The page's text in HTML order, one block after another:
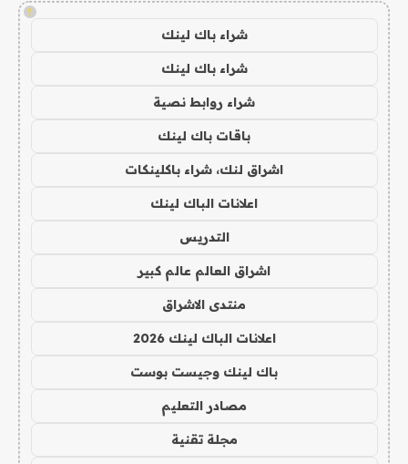
!
شراء باك لينك
شراء باك لينك
شراء روابط نصية
باقات باك لينك
اشراق لنك، شراء باكلينكات
اعلانات الباك لينك
التدريس
اشراق العالم عالم كبير
منتدى الاشراق
اعلانات الباك لينك 2026
باك لينك وجيست بوست
مصادر التعليم
مجلة تقنية